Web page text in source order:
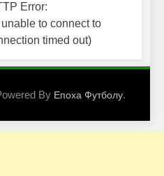
Error:
to connect to
timed out)
By Епоха Футболу.